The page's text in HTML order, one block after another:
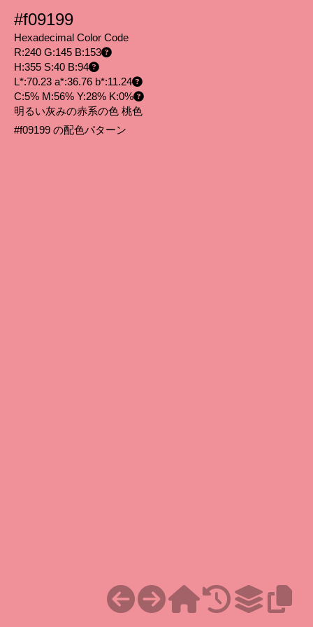
#f09199
Hexadecimal Color Code
R:240 G:145 B:153
H:355 S:40 B:94
L*:70.23 a*:36.76 b*:11.24
C:5% M:56% Y:28% K:0%
明るい灰みの赤系の色 桃色
#f09199 の配色パターン